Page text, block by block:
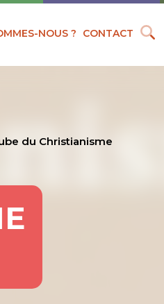
NOUS ? CONTACT
du Christianisme